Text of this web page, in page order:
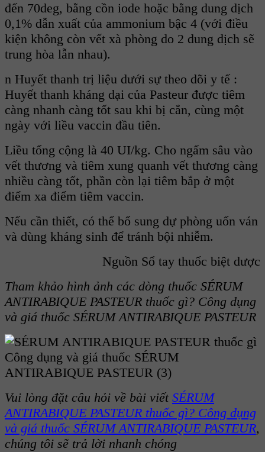
đến 70deg, bằng cồn iode hoặc bằng dung dịch
0,1% dẫn xuất của ammonium bậc 4 (với điều
kiện không còn vết xà phòng do 2 dung dịch sẽ
trung hòa lẫn nhau).
n Huyết thanh trị liệu dưới sự theo dõi y tế :
Huyết thanh kháng dại của Pasteur được tiêm
càng nhanh càng tốt sau khi bị cắn, cùng một
ngày với liều vaccin đầu tiên.
Liều tổng cộng là 40 UI/kg. Cho ngấm sâu vào
vết thương và tiêm xung quanh vết thương càng
nhiều càng tốt, phần còn lại tiêm bắp ở một
điểm xa điểm tiêm vaccin.
Nếu cần thiết, có thể bổ sung dự phòng uốn ván
và dùng kháng sinh để tránh bội nhiễm.
Nguồn Sổ tay thuốc biệt dược
Tham khảo hình ảnh các dòng thuốc SÉRUM
ANTIRABIQUE PASTEUR thuốc gì? Công dụng
và giá thuốc SÉRUM ANTIRABIQUE PASTEUR
Vui lòng đặt câu hỏi về bài viết SÉRUM
ANTIRABIQUE PASTEUR thuốc gì? Công dụng
và giá thuốc SÉRUM ANTIRABIQUE PASTEUR,
chúng tôi sẽ trả lời nhanh chóng